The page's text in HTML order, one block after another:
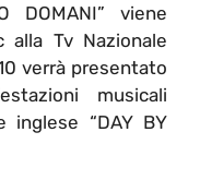
DOMANI” viene
alla Tv Nazionale
verrà presentato
musicali
inglese “DAY BY